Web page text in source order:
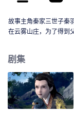
故事主角秦家三世子秦
在云雾山庄，为了得到
命运仿佛破茧化蝶一般
为首。
剧集